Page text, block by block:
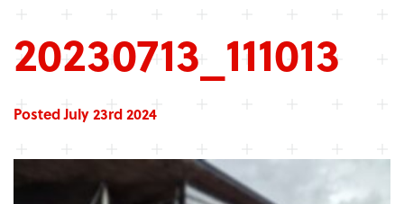
20230713_111013
Posted July 23rd 2024